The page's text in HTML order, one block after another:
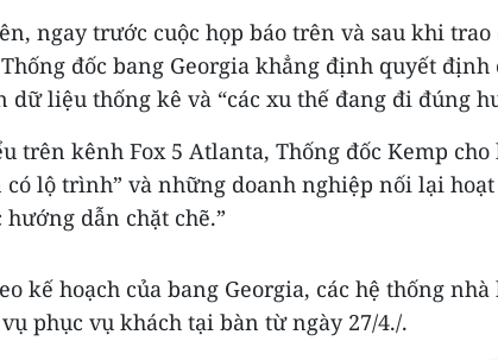
ngay trước cuộc họp báo trên và sau khi
đốc bang Georgia khẳng định quyết định
dữ liệu thống kê và “các xu thế đang đi đúng
trên kênh Fox 5 Atlanta, Thống đốc Kemp cho
có lộ trình” và những doanh nghiệp nối lại
hướng dẫn chặt chẽ.”
kế hoạch của bang Georgia, các hệ thống
phục vụ khách tại bàn từ ngày 27/4./.